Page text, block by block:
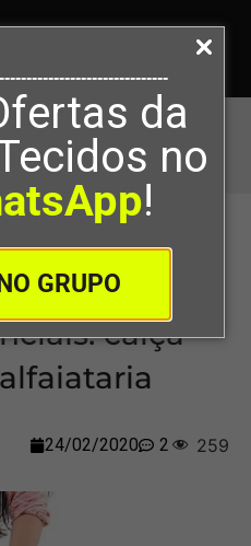
da
no
!
GRUPO
e costura de peças
de alfaiataria
e costura
calça
24/02/2020 2 259